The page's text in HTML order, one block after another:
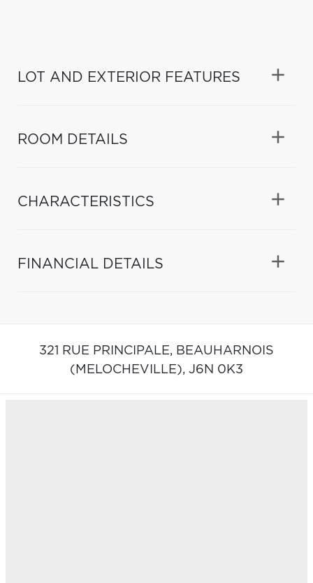
LOT AND EXTERIOR FEATURES
ROOM DETAILS
CHARACTERISTICS
FINANCIAL DETAILS
321 RUE PRINCIPALE, BEAUHARNOIS
(MELOCHEVILLE), J6N 0K3